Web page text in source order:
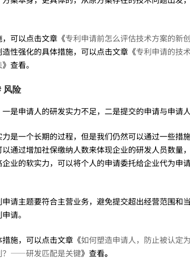
可以点击文章《专利申请前怎么评估技术方案的
性强化的具体措施，可以点击文章《专利申请的技
》查看。
风险
是申请人的研发实力不足，二是提交的申请与申请
是一个长期的过程，但是我们仍然可以通过一些措
通过增加社保缴纳人数来体现企业的研发人员数量
业的软实力，可以将个人的申请委托给企业代为申
请主题要符合主营业务，避免提交超出经营范围和
请。
施，可以点击文章《如何塑造申请人，防止被认定
？——研发匹配是关键》查看。